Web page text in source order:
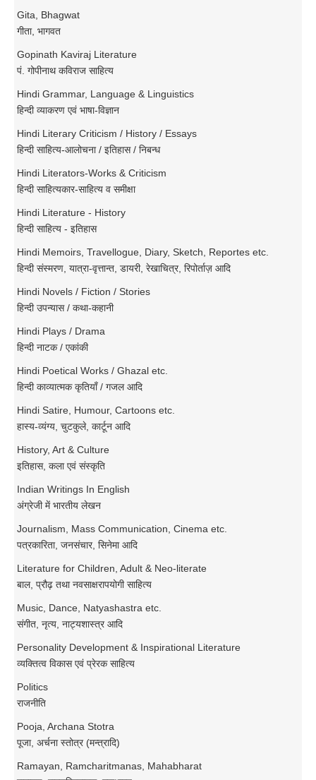
Gita, Bhagwat
गीता, भागवत
Gopinath Kaviraj Literature
पं. गोपीनाथ कविराज साहित्य
Hindi Grammar, Language & Linguistics
हिन्दी व्याकरण एवं भाषा-विज्ञान
Hindi Literary Criticism / History / Essays
हिन्दी साहित्य-आलोचना / इतिहास / निबन्ध
Hindi Literators-Works & Criticism
हिन्दी साहित्यकार-साहित्य व समीक्षा
Hindi Literature - History
हिन्दी साहित्य - इतिहास
Hindi Memoirs, Travellogue, Diary, Sketch, Reportes etc.
हिन्दी संस्मरण, यात्रा-वृत्तान्त, डायरी, रेखाचित्र, रिपोर्ताज़ आदि
Hindi Novels / Fiction / Stories
हिन्दी उपन्यास / कथा-कहानी
Hindi Plays / Drama
हिन्दी नाटक / एकांकी
Hindi Poetical Works / Ghazal etc.
हिन्दी काव्यात्मक कृतियाँ / गजल आदि
Hindi Satire, Humour, Cartoons etc.
हास्य-व्यंग्य, चुटकुले, कार्टून आदि
History, Art & Culture
इतिहास, कला एवं संस्कृति
Indian Writings In English
अंग्रेजी में भारतीय लेखन
Journalism, Mass Communication, Cinema etc.
पत्रकारिता, जनसंचार, सिनेमा आदि
Literature for Children, Adult & Neo-literate
बाल, प्रौढ़ तथा नवसाक्षरापयोगी साहित्य
Music, Dance, Natyashastra etc.
संगीत, नृत्य, नाट्यशास्त्र आदि
Personality Development & Inspirational Literature
व्यक्तित्व विकास एवं प्रेरक साहित्य
Politics
राजनीति
Pooja, Archana Stotra
पूजा, अर्चना स्तोत्र (मन्त्रादि)
Ramayan, Ramcharitmanas, Mahabharat